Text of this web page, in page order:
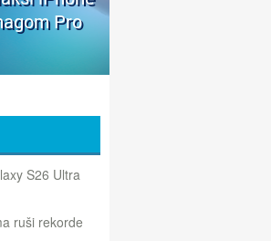
Pro
S26 Ultra
ruši rekorde